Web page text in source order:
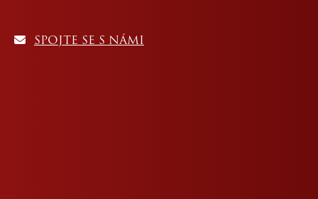
SPOJTE SE S NÁMI